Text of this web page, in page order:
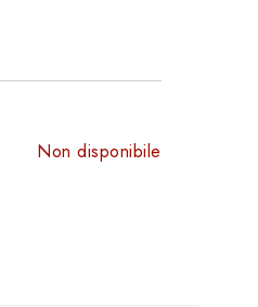
Non disponibile